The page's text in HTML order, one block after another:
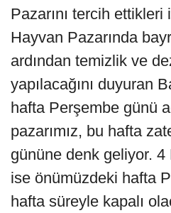
Pazarını tercih
Hayvan Pazarında
ardından temizlik ve
yapılacağını duyuran
hafta Perşembe günü
pazarımız, bu hafta
gününe denk geliyor.
ise önümüzdeki hafta
hafta süreyle kapalı